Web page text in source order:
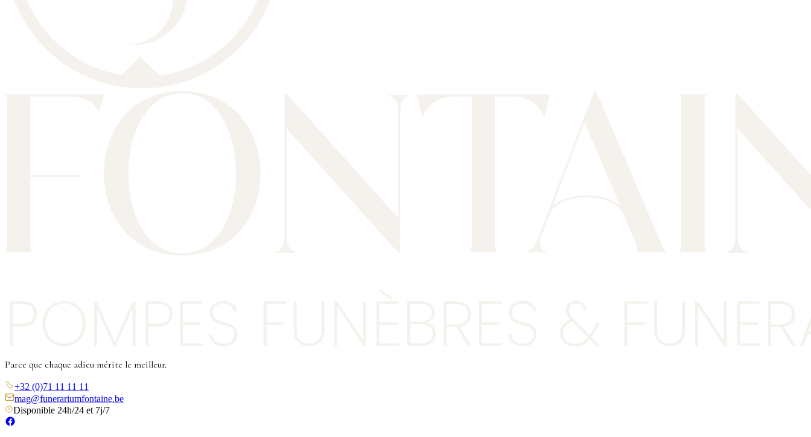
Parce que chaque adieu mérite le meilleur.
+32 (0)71 11 11 11
mag@funerariumfontaine.be
Disponible 24h/24 et 7j/7